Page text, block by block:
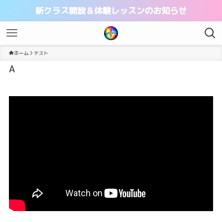
新クラス開設＆体験レッスンのお知らせ
ホーム テスト
A